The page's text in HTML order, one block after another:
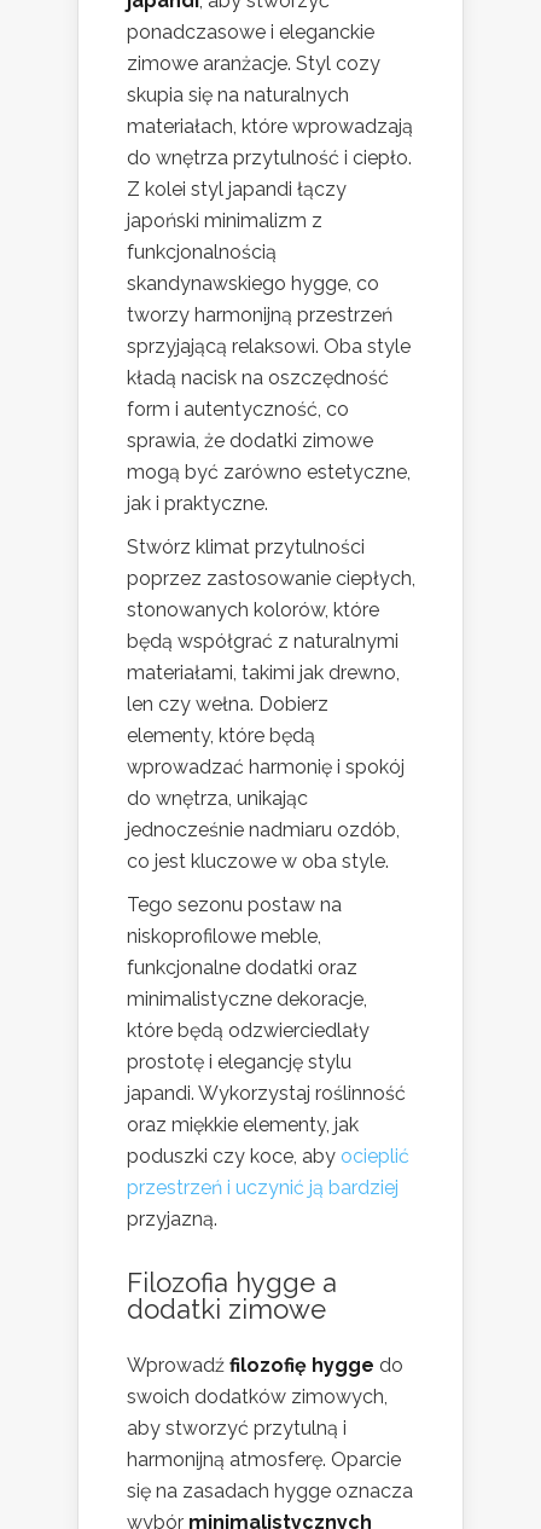
ponadczasowe i eleganckie
zimowe aranżacje. Styl cozy
skupia się na naturalnych
materiałach, które wprowadzają
do wnętrza przytulność i ciepło.
Z kolei styl japandi łączy
japoński minimalizm z
funkcjonalnością
skandynawskiego hygge, co
tworzy harmonijną przestrzeń
sprzyjającą relaksowi. Oba style
kładą nacisk na oszczędność
form i autentyczność, co
sprawia, że dodatki zimowe
mogą być zarówno estetyczne,
jak i praktyczne.
Stwórz klimat przytulności
poprzez zastosowanie ciepłych,
stonowanych kolorów, które
będą współgrać z naturalnymi
materiałami, takimi jak drewno,
len czy wełna. Dobierz
elementy, które będą
wprowadzać harmonię i spokój
do wnętrza, unikając
jednocześnie nadmiaru ozdób,
co jest kluczowe w oba style.
Tego sezonu postaw na
niskoprofilowe meble,
funkcjonalne dodatki oraz
minimalistyczne dekoracje,
które będą odzwierciedlały
prostotę i elegancję stylu
japandi. Wykorzystaj roślinność
oraz miękkie elementy, jak
poduszki czy koce, aby ocieplić
przestrzeń i uczynić ją bardziej
przyjazną.
Filozofia hygge a
dodatki zimowe
Wprowadź filozofię hygge do
swoich dodatków zimowych,
aby stworzyć przytulną i
harmonijną atmosferę. Oparcie
się na zasadach hygge oznacza
wybór minimalistycznych